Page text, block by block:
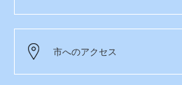
市へのアクセス